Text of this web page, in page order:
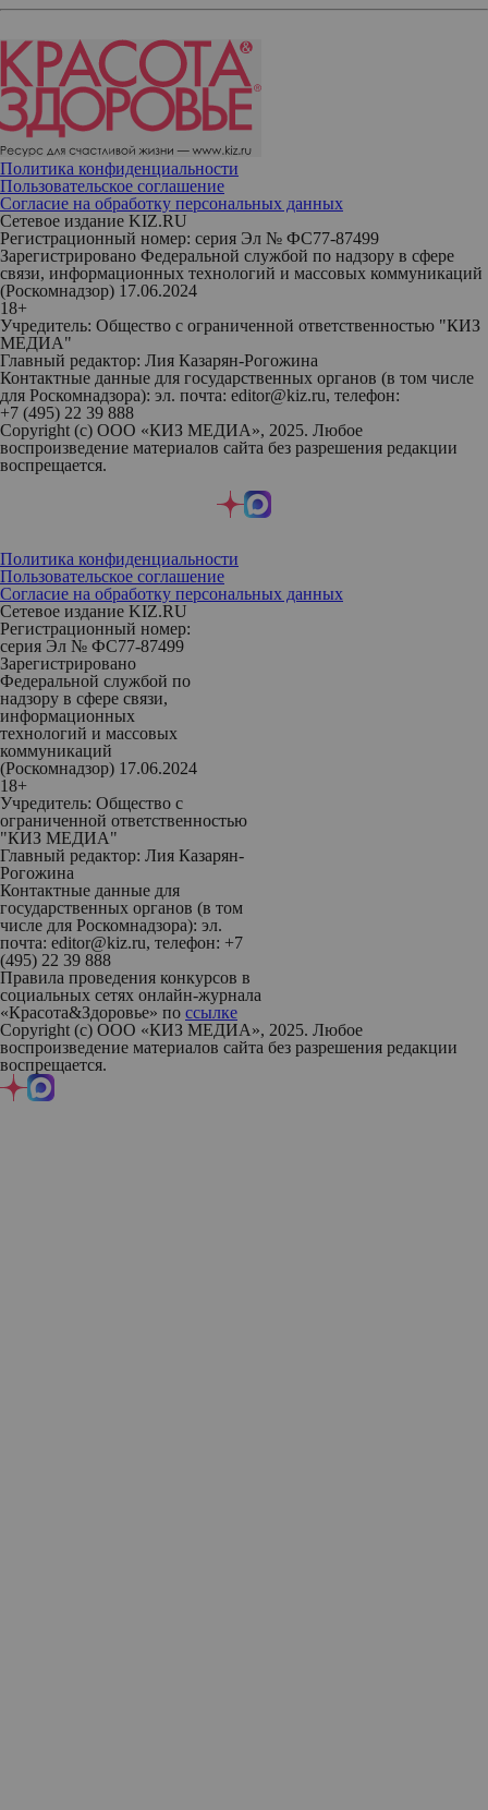
Политика конфиденциальности
Пользовательское соглашение
Согласие на обработку персональных данных
Сетевое издание KIZ.RU
Регистрационный номер: серия Эл № ФС77-87499
Зарегистрировано Федеральной службой по надзору в сфере
связи, информационных технологий и массовых коммуникаций
(Роскомнадзор) 17.06.2024
18+
Учредитель: Общество с ограниченной ответственностью "КИЗ
МЕДИА"
Главный редактор: Лия Казарян-Рогожина
Контактные данные для государственных органов (в том числе
для Роскомнадзора): эл. почта: editor@kiz.ru, телефон:
+7 (495) 22 39 888
Copyright (с) ООО «КИЗ МЕДИА», 2025. Любое
воспроизведение материалов сайта без разрешения редакции
воспрещается.
Политика конфиденциальности
Пользовательское соглашение
Согласие на обработку персональных данных
Сетевое издание KIZ.RU
Регистрационный номер:
серия Эл № ФС77-87499
Зарегистрировано
Федеральной службой по
надзору в сфере связи,
информационных
технологий и массовых
коммуникаций
(Роскомнадзор) 17.06.2024
18+
Учредитель: Общество с
ограниченной ответственностью
"КИЗ МЕДИА"
Главный редактор: Лия Казарян-
Рогожина
Контактные данные для
государственных органов (в том
числе для Роскомнадзора): эл.
почта: editor@kiz.ru, телефон: +7
(495) 22 39 888
Правила проведения конкурсов в
социальных сетях онлайн-журнала
«Красота&Здоровье» по ссылке
Copyright (с) ООО «КИЗ МЕДИА», 2025. Любое
воспроизведение материалов сайта без разрешения редакции
воспрещается.